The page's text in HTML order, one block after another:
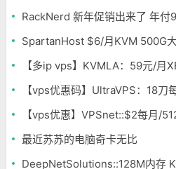
RackNerd 新年促销出来了 年付
SpartanHost $6/月KVM 500G
【vps优惠】VPSnet::$2每月/
最近苏苏的电脑奇卡无比
DeepNetSolutions::128M内存